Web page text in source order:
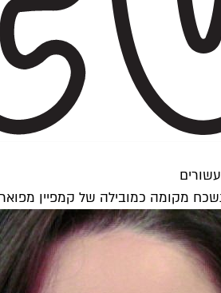
מקומה כמובילה של קמפיין